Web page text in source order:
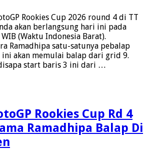
Rookies Cup 2026 round 4 di TT
akan berlangsung hari ini pada
(Waktu Indonesia Barat).
Ramadhipa satu-satunya pebalap
akan memulai balap dari grid 9.
start baris 3 ini dari …
Rookies Cup Rd 4
Ramadhipa Balap Di